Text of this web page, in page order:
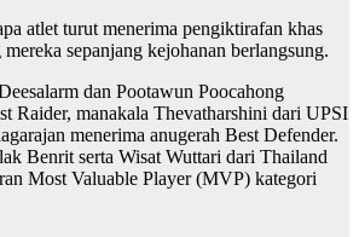
atlet turut menerima pengiktirafan khas
mereka sepanjang kejohanan berlangsung.
dan Pootawun Poocahong
Raider, manakala Thevatharshini dari UPSI
menerima anugerah Best Defender.
Benrit serta Wisat Wuttari dari Thailand
Most Valuable Player (MVP) kategori